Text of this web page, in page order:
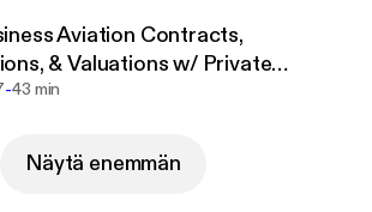
Aviation Contracts,
& Valuations w/ Private
James Butler of Shaircraft
-43 min
Näytä enemmän